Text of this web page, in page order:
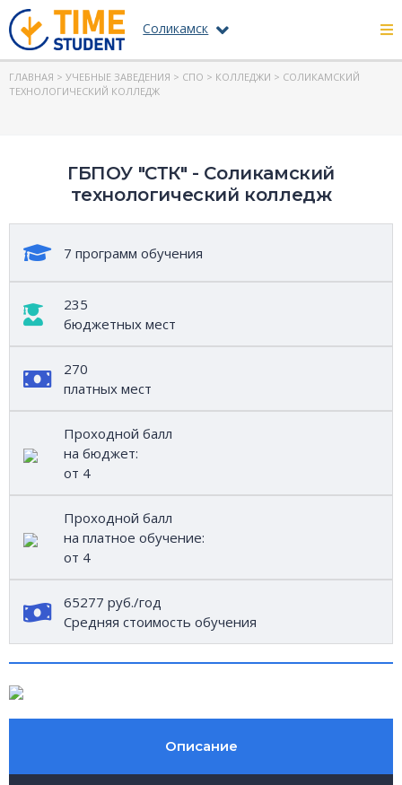
Соликамск
ГЛАВНАЯ > УЧЕБНЫЕ ЗАВЕДЕНИЯ > СПО > КОЛЛЕДЖИ > СОЛИКАМСКИЙ
ТЕХНОЛОГИЧЕСКИЙ КОЛЛЕДЖ
ГБПОУ "СТК" - Соликамский
технологический колледж
7 программ обучения
235
бюджетных мест
270
платных мест
Проходной балл
на бюджет:
от 4
Проходной балл
на платное обучение:
от 4
65277 руб./год
Средняя стоимость обучения
Описание